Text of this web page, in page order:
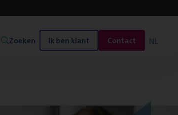
Zoeken Ik ben klant Contact NL